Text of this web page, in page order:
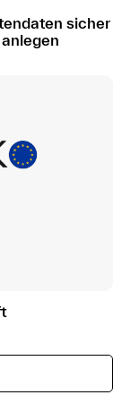
sicher